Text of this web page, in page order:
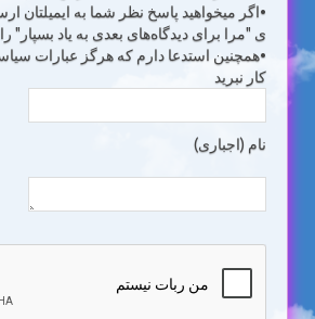
•اگر میخواهید پاسخ نظر شما به ایمیلتان
ی "مرا برای دیدگاه‌های بعدی به یاد بسپار"
•همچنین استدعا دارم که هرگز عبارات
کار نبرید
نام (اجباری)